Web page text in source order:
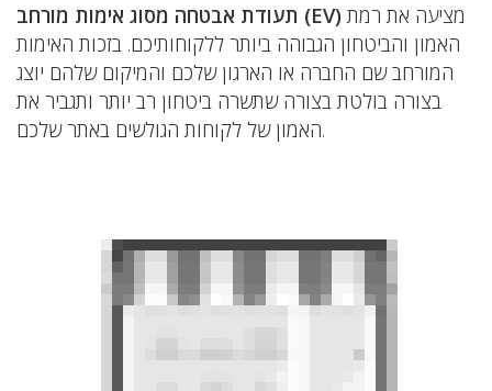
תעודת אבטחה מסוג אימות מורחב (EV)מציעה את רמת
האמון והביטחון הגבוהה ביותר ללקוחותיכם. בזכות האימות
המורחב שם החברה או הארגון שלכם והמיקום שלהם יוצג
בצורה בולטת בצורה שתשרה ביטחון רב יותר ותגביר את
האמון של לקוחות הגולשים באתר שלכם.